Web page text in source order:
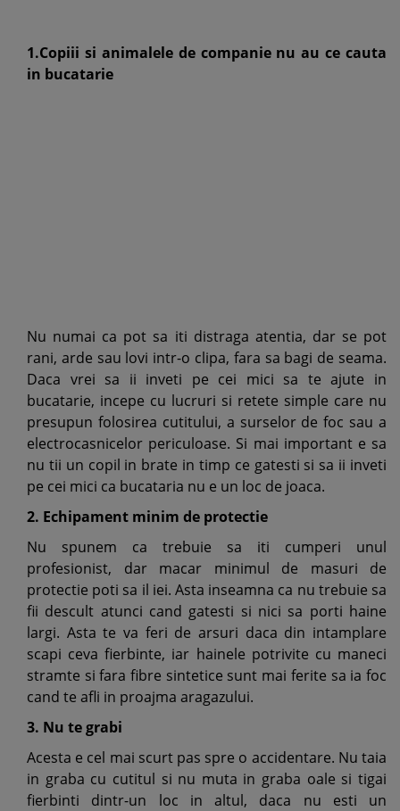
1.Copiii si animalele de companie nu au ce cauta
in bucatarie
Nu numai ca pot sa iti distraga atentia, dar se pot
rani, arde sau lovi intr-o clipa, fara sa bagi de seama.
Daca vrei sa ii inveti pe cei mici sa te ajute in
bucatarie, incepe cu lucruri si retete simple care nu
presupun folosirea cutitului, a surselor de foc sau a
electrocasnicelor periculoase. Si mai important e sa
nu tii un copil in brate in timp ce gatesti si sa ii inveti
pe cei mici ca bucataria nu e un loc de joaca.
2. Echipament minim de protectie
Nu spunem ca trebuie sa iti cumperi unul
profesionist, dar macar minimul de masuri de
protectie poti sa il iei. Asta inseamna ca nu trebuie sa
fii descult atunci cand gatesti si nici sa porti haine
largi. Asta te va feri de arsuri daca din intamplare
scapi ceva fierbinte, iar hainele potrivite cu maneci
stramte si fara fibre sintetice sunt mai ferite sa ia foc
cand te afli in proajma aragazului.
3. Nu te grabi
Acesta e cel mai scurt pas spre o accidentare. Nu taia
in graba cu cutitul si nu muta in graba oale si tigai
fierbinti dintr-un loc in altul, daca nu esti un